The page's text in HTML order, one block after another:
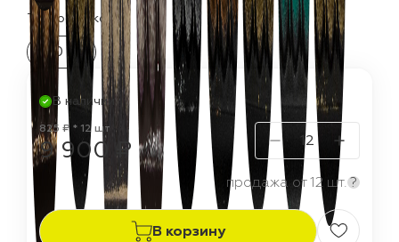
Термостойкость:
150 °C
В наличии
825 ₽ * 12 шт
9 900 ₽
продажа от 12 шт. ?
В корзину